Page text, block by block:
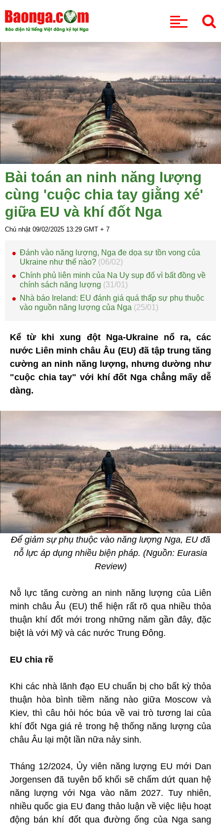
Bài toán an ninh năng lượng
cùng 'cuộc chia tay giằng xé'
giữa EU và khí đốt Nga
Chủ nhật 09/02/2025 13:29 GMT + 7
Đánh vào năng lượng, Nga đe dọa sự tồn vong của
Ukraine như thế nào? (06/02)
Chính phủ liên minh của Na Uy sụp đổ vì bất đồng về
chính sách năng lượng (31/01)
Nhà báo Ireland: EU đánh giá quá thấp sự phụ thuộc
vào nguồn năng lượng của Nga (25/01)
Kể từ khi xung đột Nga-Ukraine nổ ra, các
nước Liên minh châu Âu (EU) đã tập trung tăng
cường an ninh năng lượng, nhưng dường như
"cuộc chia tay" với khí đốt Nga chẳng mấy dễ
dàng.
Để giảm sự phụ thuộc vào năng lượng Nga, EU đã
nỗ lực áp dụng nhiều biện pháp. (Nguồn: Eurasia
Review)
Nỗ lực tăng cường an ninh năng lượng của Liên
minh châu Âu (EU) thể hiện rất rõ qua nhiều thỏa
thuận khí đốt mới trong những năm gần đây, đặc
biệt là với Mỹ và các nước Trung Đông.
EU chia rẽ
Khi các nhà lãnh đạo EU chuẩn bị cho bất kỳ thỏa
thuận hòa bình tiềm năng nào giữa Moscow và
Kiev, thì câu hỏi hóc búa về vai trò tương lai của
khí đốt Nga giá rẻ trong hệ thống năng lượng của
châu Âu lại một lần nữa nảy sinh.
Tháng 12/2024, Ủy viên năng lượng EU mới Dan
Jorgensen đã tuyên bố khối sẽ chấm dứt quan hệ
năng lượng với Nga vào năm 2027. Tuy nhiên,
nhiều quốc gia EU đang thảo luận về việc liệu hoạt
động bán khí đốt qua đường ống của Nga sang